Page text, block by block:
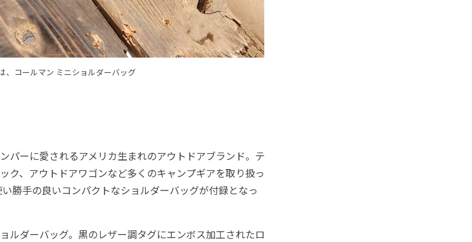
、コールマン ミニショルダーバッグ
パーに愛されるアメリカ生まれのアウトドアブランド。テ
ク、アウトドアワゴンなど多くのキャンプギアを取り扱っ
勝手の良いコンパクトなショルダーバッグが付録となっ
ルダーバッグ。黒のレザー調タグにエンボス加工されたロ